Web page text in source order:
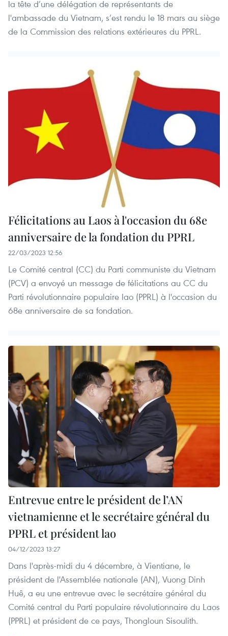
la tête d’une délégation de représentants de
l'ambassade du Vietnam, s’est rendu le 18 mars au siège
de la Commission des relations extérieures du PPRL.
Félicitations au Laos à l'occasion du 68e
anniversaire de la fondation du PPRL
22/03/2023 12:56
Le Comité central (CC) du Parti communiste du Vietnam
(PCV) a envoyé un message de félicitations au CC du
Parti révolutionnaire populaire lao (PPRL) à l'occasion du
68e anniversaire de sa fondation.
Entrevue entre le président de l’AN
vietnamienne et le secrétaire général du
PPRL et président lao
04/12/2023 13:27
Dans l'après-midi du 4 décembre, à Vientiane, le
président de l'Assemblée nationale (AN), Vuong Dinh
Huê, a eu une entrevue avec le secrétaire général du
Comité central du Parti populaire révolutionnaire du Laos
(PPRL) et président de ce pays, Thongloun Sisoulith.